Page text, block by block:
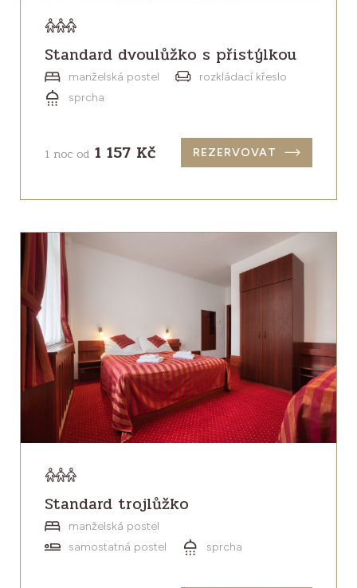
Standard dvoulůžko s přistýlkou
manželská postel
rozkládací křeslo
sprcha
1 noc od 1 157 Kč REZERVOVAT
Standard trojlůžko
manželská postel
samostatná postel
sprcha